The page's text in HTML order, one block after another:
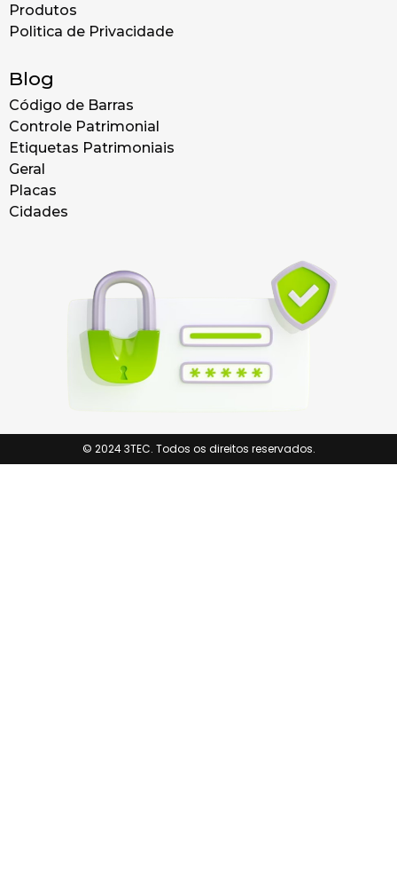
Produtos
Politica de Privacidade
Blog
Código de Barras
Controle Patrimonial
Etiquetas Patrimoniais
Geral
Placas
Cidades
© 2024 3TEC. Todos os direitos reservados.